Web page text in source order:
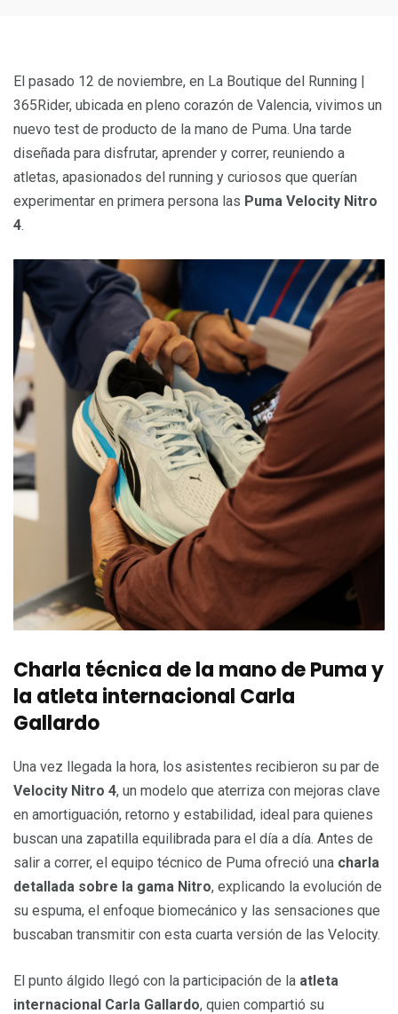
El pasado 12 de noviembre, en La Boutique del Running |
365Rider, ubicada en pleno corazón de Valencia, vivimos un
nuevo test de producto de la mano de Puma. Una tarde
diseñada para disfrutar, aprender y correr, reuniendo a
atletas, apasionados del running y curiosos que querían
experimentar en primera persona las Puma Velocity Nitro
4.
Charla técnica de la mano de Puma y
la atleta internacional Carla
Gallardo
Una vez llegada la hora, los asistentes recibieron su par de
Velocity Nitro 4, un modelo que aterriza con mejoras clave
en amortiguación, retorno y estabilidad, ideal para quienes
buscan una zapatilla equilibrada para el día a día. Antes de
salir a correr, el equipo técnico de Puma ofreció una charla
detallada sobre la gama Nitro, explicando la evolución de
su espuma, el enfoque biomecánico y las sensaciones que
buscaban transmitir con esta cuarta versión de las Velocity.
El punto álgido llegó con la participación de la atleta
internacional Carla Gallardo, quien compartió su